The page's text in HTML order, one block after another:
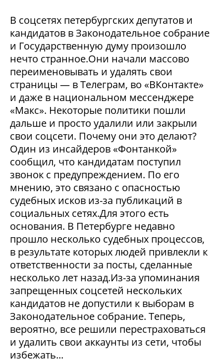
В соцсетях петербургских депутатов и
кандидатов в Законодательное собрание
и Государственную думу произошло
нечто странное.Они начали массово
переименовывать и удалять свои
страницы — в Телеграм, во «ВКонтакте»
и даже в национальном мессенджере
«Макс». Некоторые политики пошли
дальше и просто удалили или закрыли
свои соцсети. Почему они это делают?
Один из инсайдеров «Фонтанкой»
сообщил, что кандидатам поступил
звонок с предупреждением. По его
мнению, это связано с опасностью
судебных исков из-за публикаций в
социальных сетях.Для этого есть
основания. В Петербурге недавно
прошло несколько судебных процессов,
в результате которых людей привлекли к
ответственности за посты, сделанные
несколько лет назад.Из-за упоминания
запрещенных соцсетей нескольких
кандидатов не допустили к выборам в
Законодательное собрание. Теперь,
вероятно, все решили перестраховаться
и удалить свои аккаунты из сети, чтобы
избежать...